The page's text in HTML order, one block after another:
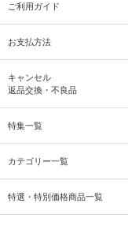
ご利用ガイド
お支払方法
キャンセル
返品交換・不良品
特集一覧
カテゴリー一覧
特選・特別価格商品一覧